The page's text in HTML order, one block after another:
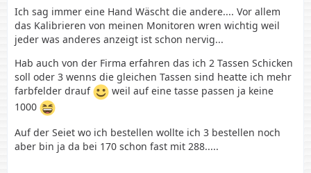
Ich sag immer eine Hand Wäscht die andere.... Vor allem
das Kalibrieren von meinen Monitoren wren wichtig weil
jeder was anderes anzeigt ist schon nervig...
Hab auch von der Firma erfahren das ich 2 Tassen Schicken
soll oder 3 wenns die gleichen Tassen sind heatte ich mehr
farbfelder drauf
weil auf eine tasse passen ja keine
1000
Auf der Seiet wo ich bestellen wollte ich 3 bestellen noch
aber bin ja da bei 170 schon fast mit 288.....